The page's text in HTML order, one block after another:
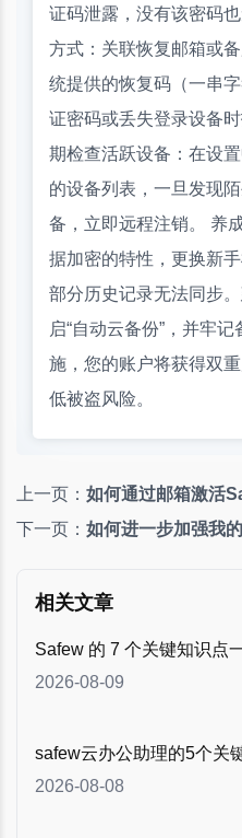
证码泄露，没有该密码
方式：关联恢复邮箱或
统提供的恢复码（一串
证密码或丢失登录设备
期检查活跃设备：在设
的设备列表，一旦发现
备，立即远程注销。 养
据加密的特性，更换新
部分历史记录无法同步
启“自动云备份”，并牢
施，您的账户将获得双
低被盗风险。
上一页： 如何通过邮箱激活
下一页： 如何进一步加强我
相关文章
Safew 的 7 个关键知识点
2026-08-09
safew云办公助理的5个关
2026-08-08